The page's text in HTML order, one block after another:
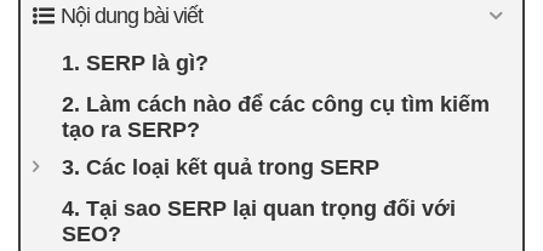
Nội dung bài viết
1. SERP là gì?
2. Làm cách nào để các công cụ tìm kiếm
tạo ra SERP?
3. Các loại kết quả trong SERP
4. Tại sao SERP lại quan trọng đối với
SEO?